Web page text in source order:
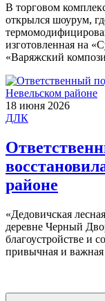
В торговом
открылся шоурум,
изготовленная на
«Варяжский
18 июня 2026
ДЛК
районе
«Дедовичская
деревне Черный
благоустройстве и
привычная и важная